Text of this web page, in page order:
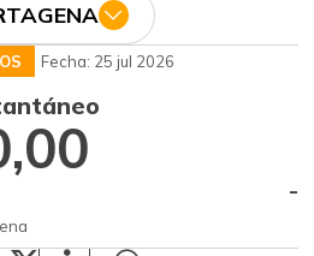
Fecha: 25 jul 2026
-